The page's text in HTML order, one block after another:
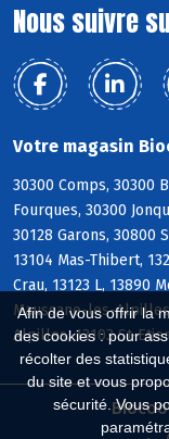
Afin de vous offrir la
des cookies : pour
récolter des
du site et vous
sécurité. Vous
Nous suivre
Votre magasin
30300 Comps, 30300
Fourques, 30300
30128 Garons, 30800
13104 Mas-Thibert,
Crau, 13123 L, 13890
Maussane-les-
Alpilles, 13103 St-